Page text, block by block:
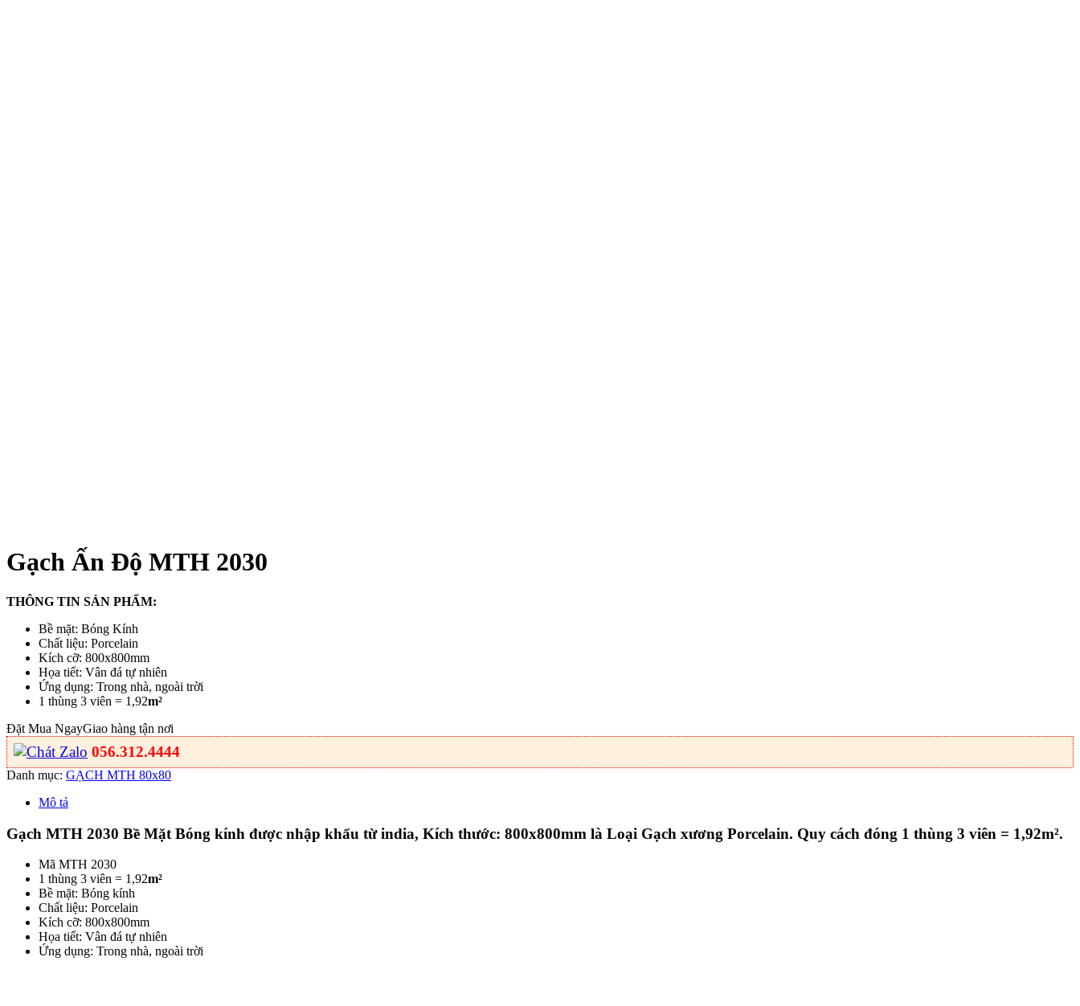
Gạch Ấn Độ MTH 2030
THÔNG TIN SẢN PHẨM:
Bề mặt: Bóng Kính
Chất liệu: Porcelain
Kích cỡ: 800x800mm
Họa tiết: Vân đá tự nhiên
Ứng dụng: Trong nhà, ngoài trời
1 thùng 3 viên = 1,92m²
Đặt Mua NgayGiao hàng tận nơi
056.312.4444
Danh mục: GẠCH MTH 80x80
Mô tả
Gạch MTH 2030 Bề Mặt Bóng kính được nhập khẩu từ india, Kích thước: 800x800mm là Loại Gạch xương Porcelain. Quy cách đóng 1 thùng 3 viên = 1,92m².
Mã MTH 2030
1 thùng 3 viên = 1,92m²
Bề mặt: Bóng kính
Chất liệu: Porcelain
Kích cỡ: 800x800mm
Họa tiết: Vân đá tự nhiên
Ứng dụng: Trong nhà, ngoài trời